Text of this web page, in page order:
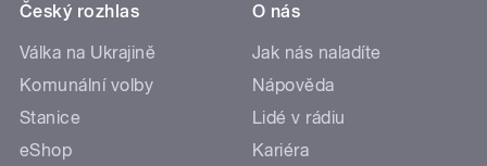
Český rozhlas
Válka na Ukrajině
Komunální volby
Stanice
eShop
O nás
Jak nás naladíte
Nápověda
Lidé v rádiu
Kariéra